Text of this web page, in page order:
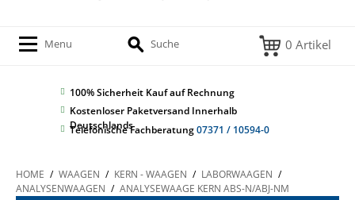
Menu Suche 0 Artikel
100% Sicherheit Kauf auf Rechnung
Kostenloser Paketversand Innerhalb
Deutschlands
Telefonische Fachberatung07371 / 10594-0
HOME / WAAGEN / KERN - WAAGEN / LABORWAAGEN /
ANALYSENWAAGEN / ANALYSEWAAGE KERN ABS-N/ABJ-NM